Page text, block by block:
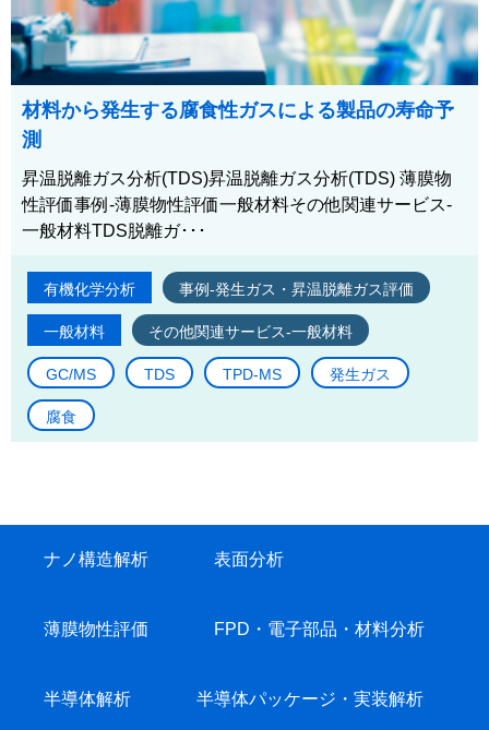
材料から発生する腐食性ガスによる製品の寿命予
測
昇温脱離ガス分析(TDS)昇温脱離ガス分析(TDS) 薄膜物
性評価事例-薄膜物性評価一般材料その他関連サービス-
一般材料TDS脱離ガ･･･
有機化学分析 事例-発生ガス・昇温脱離ガス評価
一般材料 その他関連サービス-一般材料
GC/MS TDS TPD-MS 発生ガス
腐食
ナノ構造解析 表面分析
薄膜物性評価 FPD・電子部品・材料分析
半導体解析 半導体パッケージ・実装解析